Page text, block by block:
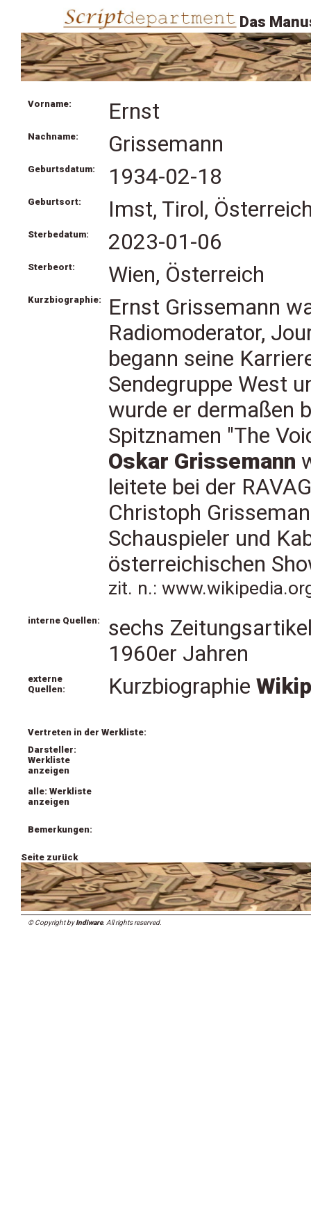
Das
Vorname: Ernst
Nachname: Grissemann
Geburtsdatum: 1934-02-18
Geburtsort: Imst, Tirol,
Sterbedatum: 2023-01-06
Sterbeort: Wien, Österreich
Kurzbiographie:
Ernst Grissemann
Radiomoderator,
begann seine
Sendegruppe West
wurde er dermaßen
Spitznamen "The
Oskar Grissemann
leitete bei der
Christoph
Schauspieler und
österreichischen
zit. n.:
interne Quellen:
sechs
1960er Jahren
externe
Quellen:
Kurzbiographie
Vertreten in der Werkliste:
Darsteller:
Werkliste
anzeigen
alle: Werkliste
anzeigen
Bemerkungen:
Seite zurück
© Copyright byIndiware. All rights reserved.